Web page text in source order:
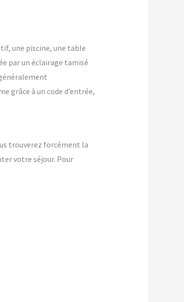
une piscine, une table
par un éclairage tamisé
grâce à un code d’entrée,
trouverez forcément la
votre séjour. Pour